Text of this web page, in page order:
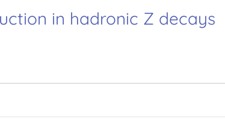
in hadronic Z decays